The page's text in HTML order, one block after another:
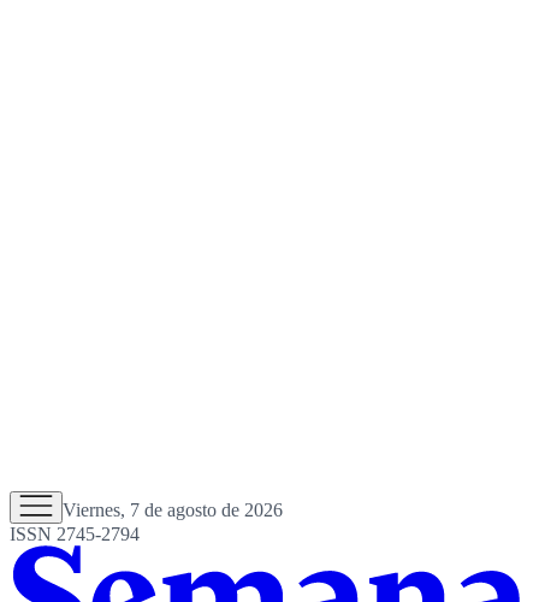
Viernes, 7 de agosto de 2026
ISSN 2745-2794